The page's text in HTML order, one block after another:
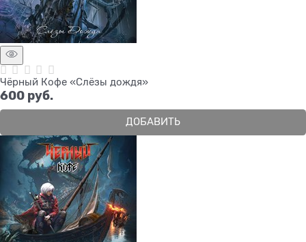
Чёрный Кофе «Слёзы дождя»
600 руб.
ДОБАВИТЬ